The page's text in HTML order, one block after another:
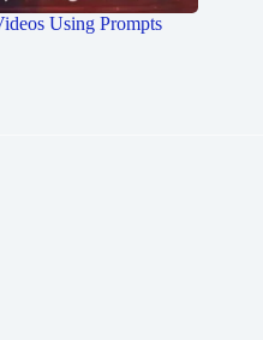
Using Prompts